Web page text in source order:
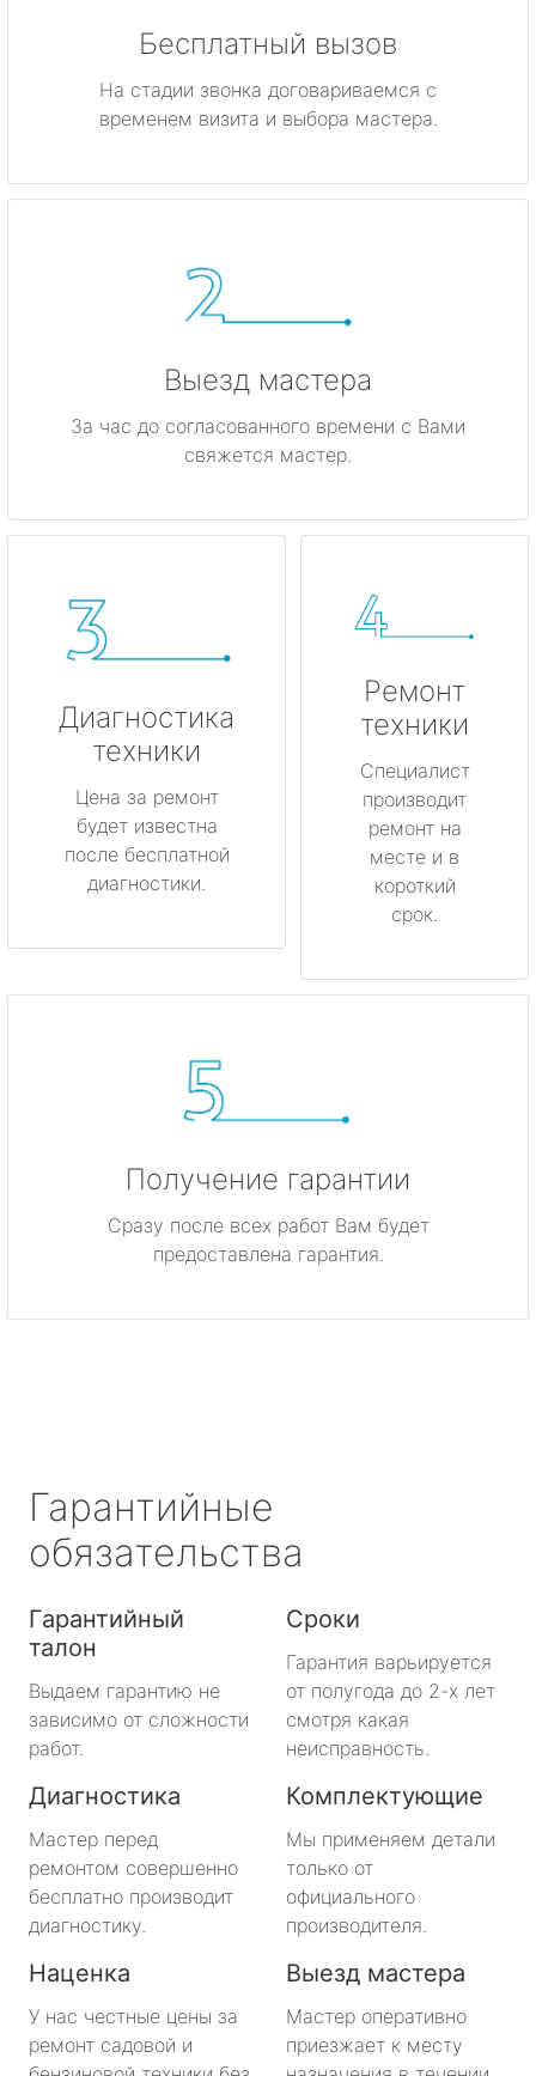
Бесплатный вызов
На стадии звонка договариваемся с
временем визита и выбора мастера.
Выезд мастера
За час до согласованного времени с Вами
свяжется мастер.
Диагностика
техники
Цена за ремонт
будет известна
после бесплатной
диагностики.
Ремонт
техники
Специалист
производит
ремонт на
месте и в
короткий
срок.
Получение гарантии
Сразу после всех работ Вам будет
предоставлена гарантия.
Гарантийные
обязательства
Гарантийный
талон
Выдаем гарантию не
зависимо от сложности
работ.
Сроки
Гарантия варьируется
от полугода до 2-х лет
смотря какая
неисправность.
Диагностика
Мастер перед
ремонтом совершенно
бесплатно производит
диагностику.
Комплектующие
Мы применяем детали
только от
официального
производителя.
Наценка
У нас честные цены за
ремонт садовой и
Выезд мастера
Мастер оперативно
приезжает к месту